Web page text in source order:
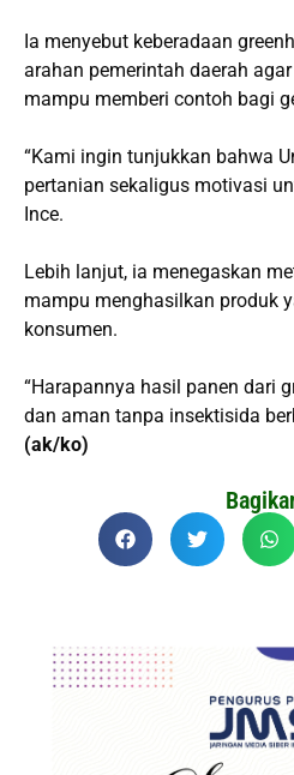
Ia menyebut keberadaan
arahan pemerintah daerah
mampu memberi contoh bagi
“Kami ingin tunjukkan bahwa
pertanian sekaligus motivasi
Ince.
Lebih lanjut, ia menegaskan
mampu menghasilkan produk
konsumen.
“Harapannya hasil panen dari
dan aman tanpa insektisida
(ak/ko)